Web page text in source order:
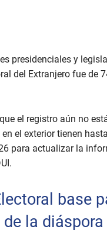
presidenciales y
del Extranjero fue de
el registro aún no
el exterior tienen
para actualizar la
base
la diáspora